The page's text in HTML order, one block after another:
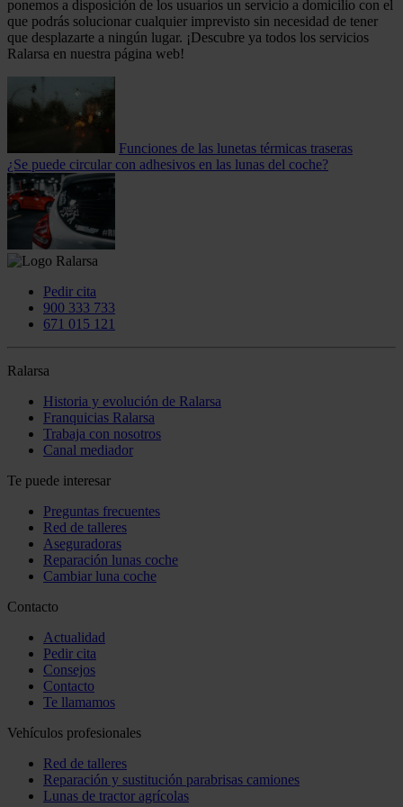
ponemos a disposición de los usuarios un servicio a domicilio con el
que podrás solucionar cualquier imprevisto sin necesidad de tener
que desplazarte a ningún lugar. ¡Descubre ya todos los servicios
Ralarsa en nuestra página web!
Funciones de las lunetas térmicas traseras
¿Se puede circular con adhesivos en las lunas del coche?
Pedir cita
900 333 733
671 015 121
Ralarsa
Historia y evolución de Ralarsa
Franquicias Ralarsa
Trabaja con nosotros
Canal mediador
Te puede interesar
Preguntas frecuentes
Red de talleres
Aseguradoras
Reparación lunas coche
Cambiar luna coche
Contacto
Actualidad
Pedir cita
Consejos
Contacto
Te llamamos
Vehículos profesionales
Red de talleres
Reparación y sustitución parabrisas camiones
Lunas de tractor agrícolas